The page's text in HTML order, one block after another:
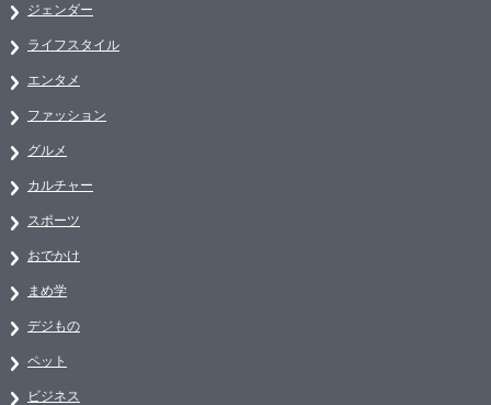
ジェンダー
ライフスタイル
エンタメ
ファッション
グルメ
カルチャー
スポーツ
おでかけ
まめ学
デジもの
ペット
ビジネス